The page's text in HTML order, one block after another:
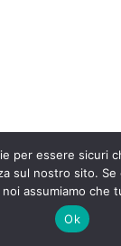
per essere sicuri
sul nostro sito.
assumiamo che
Ok